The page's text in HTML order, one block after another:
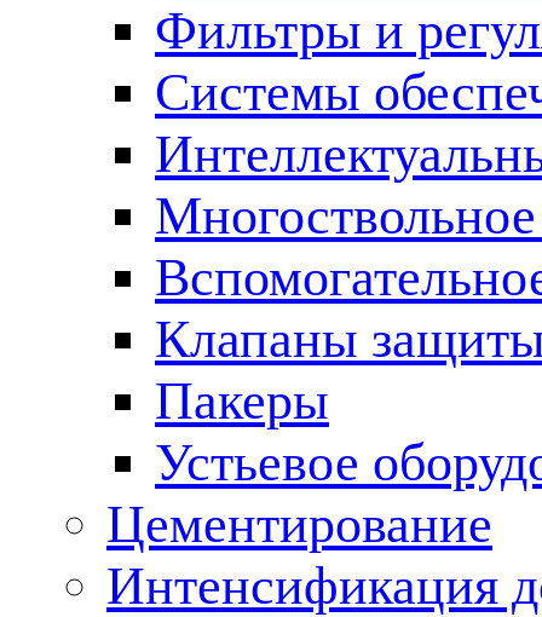
Фильтры и
Cистемы
Клапаны
Пакеры
Устьевое
Цементирование
Интенсификация